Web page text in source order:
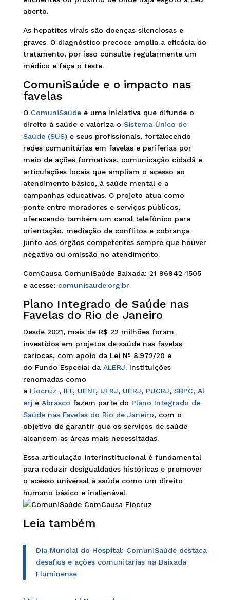
aberto.
As hepatites virais são doenças silenciosas e
graves. O diagnóstico precoce amplia a eficácia do
tratamento, por isso consulte regularmente um
médico e faça o teste.
ComuniSaúde e o impacto nas
favelas
O ComuniSaúdeé uma iniciativa que difunde o
direito à saúde e valoriza o Sistema Único de
Saúde (SUS)e seus profissionais, fortalecendo
redes comunitárias em favelas e periferias por
meio de ações formativas, comunicação cidadã e
articulações locais que ampliam o acesso ao
atendimento básico, à saúde mental e a
campanhas educativas. O projeto atua como
ponte entre moradores e serviços públicos,
oferecendo também um canal telefônico para
orientação, mediação de conflitos e cobrança
junto aos órgãos competentes sempre que houver
negativa ou omissão no atendimento.
ComCausa ComuniSaúde Baixada: 21 96942-1505
e acesse: comunisaude.org.br
Plano Integrado de Saúde nas
Favelas do Rio de Janeiro
Desde 2021, mais de R$ 22 milhões foram
investidos em projetos de saúde nas favelas
cariocas, com apoio da Lei Nº 8.972/20 e
do Fundo Especial da ALERJ. Instituições
renomadas como
a Fiocruz , IFF, UENF, UFRJ, UERJ, PUCRJ, SBPC, Al
erj e Abrasco fazem parte do Plano Integrado de
Saúde nas Favelas do Rio de Janeiro, com o
objetivo de garantir que os serviços de saúde
alcancem as áreas mais necessitadas.
Essa articulação interinstitucional é fundamental
para reduzir desigualdades históricas e promover
o acesso universal à saúde como um direito
humano básico e inalienável.
Leia também
Dia Mundial do Hospital: ComuniSaúde destaca
desafios e ações comunitárias na Baixada
Fluminense